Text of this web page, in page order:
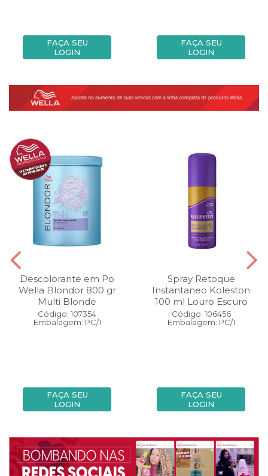
FAÇA SEU
LOGIN
FAÇA SEU
LOGIN
Descolorante em Po
Wella Blondor 800 gr
Multi Blonde
Código: 107354
Embalagem: PC/1
FAÇA SEU
LOGIN
Spray Retoque
Instantaneo Koleston
100 ml Louro Escuro
Código: 106456
Embalagem: PC/1
FAÇA SEU
LOGIN